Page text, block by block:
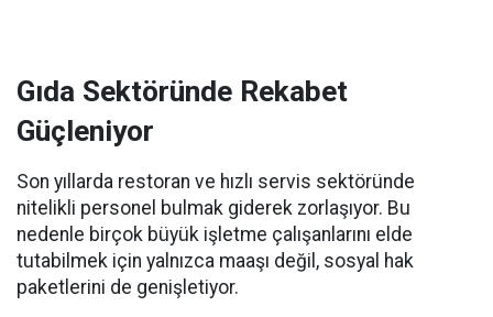
Gıda Sektöründe Rekabet
Güçleniyor
Son yıllarda restoran ve hızlı servis sektöründe
nitelikli personel bulmak giderek zorlaşıyor. Bu
nedenle birçok büyük işletme çalışanlarını elde
tutabilmek için yalnızca maaşı değil, sosyal hak
paketlerini de genişletiyor.